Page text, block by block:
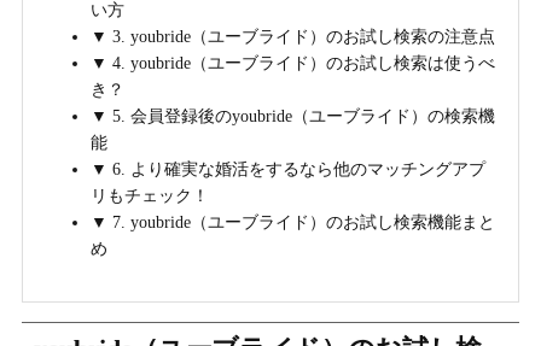
い方
▼ 3. youbride（ユーブライド）のお試し検索の注意点
▼ 4. youbride（ユーブライド）のお試し検索は使うべ
き？
▼ 5. 会員登録後のyoubride（ユーブライド）の検索機
能
▼ 6. より確実な婚活をするなら他のマッチングアプ
リもチェック！
▼ 7. youbride（ユーブライド）のお試し検索機能まと
め